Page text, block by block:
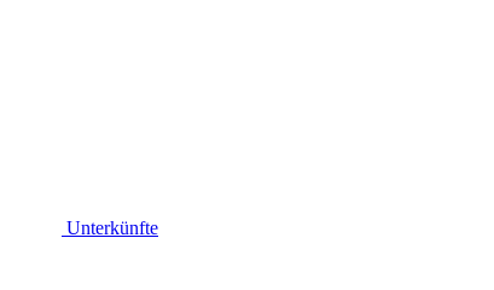
Unterkünfte